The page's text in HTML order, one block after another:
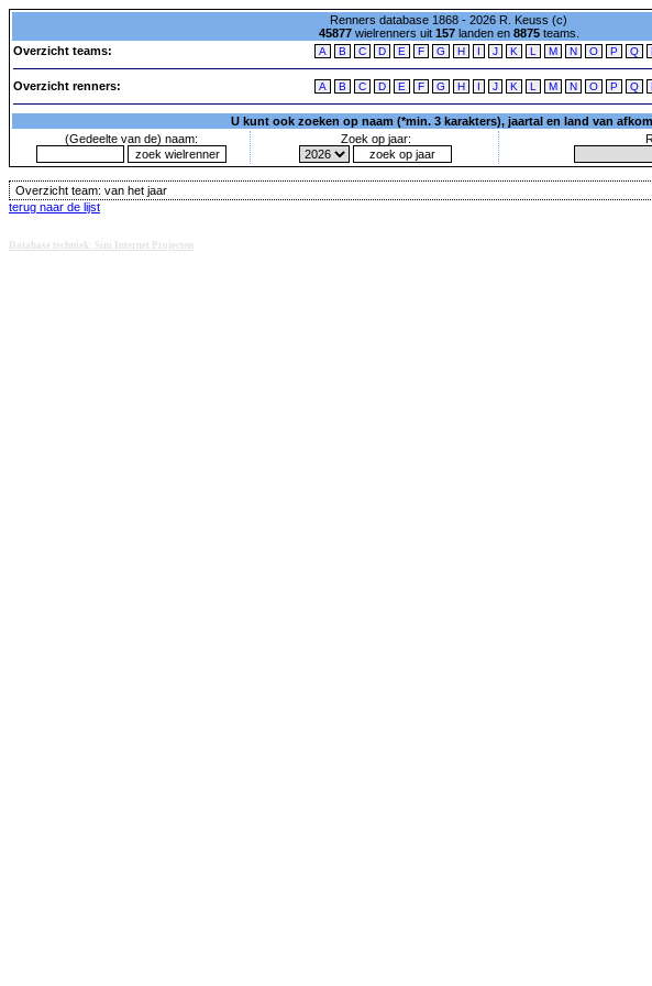
Renners database 1868 - 2026 R. Keuss (c)
45877wielrenners uit 157landen en 8875teams.
Overzicht teams:
A B C D E F G H I J K L M N O P Q
Overzicht renners: A B C D E F G H I J K L M N O P Q
U kunt ook zoeken op naam (*min. 3 karakters), jaartal en land van
(Gedeelte van de) naam:
Zoek op jaar:
Overzicht team: van het jaar
terug naar de lijst
Database techniek: Sini Internet Projecten